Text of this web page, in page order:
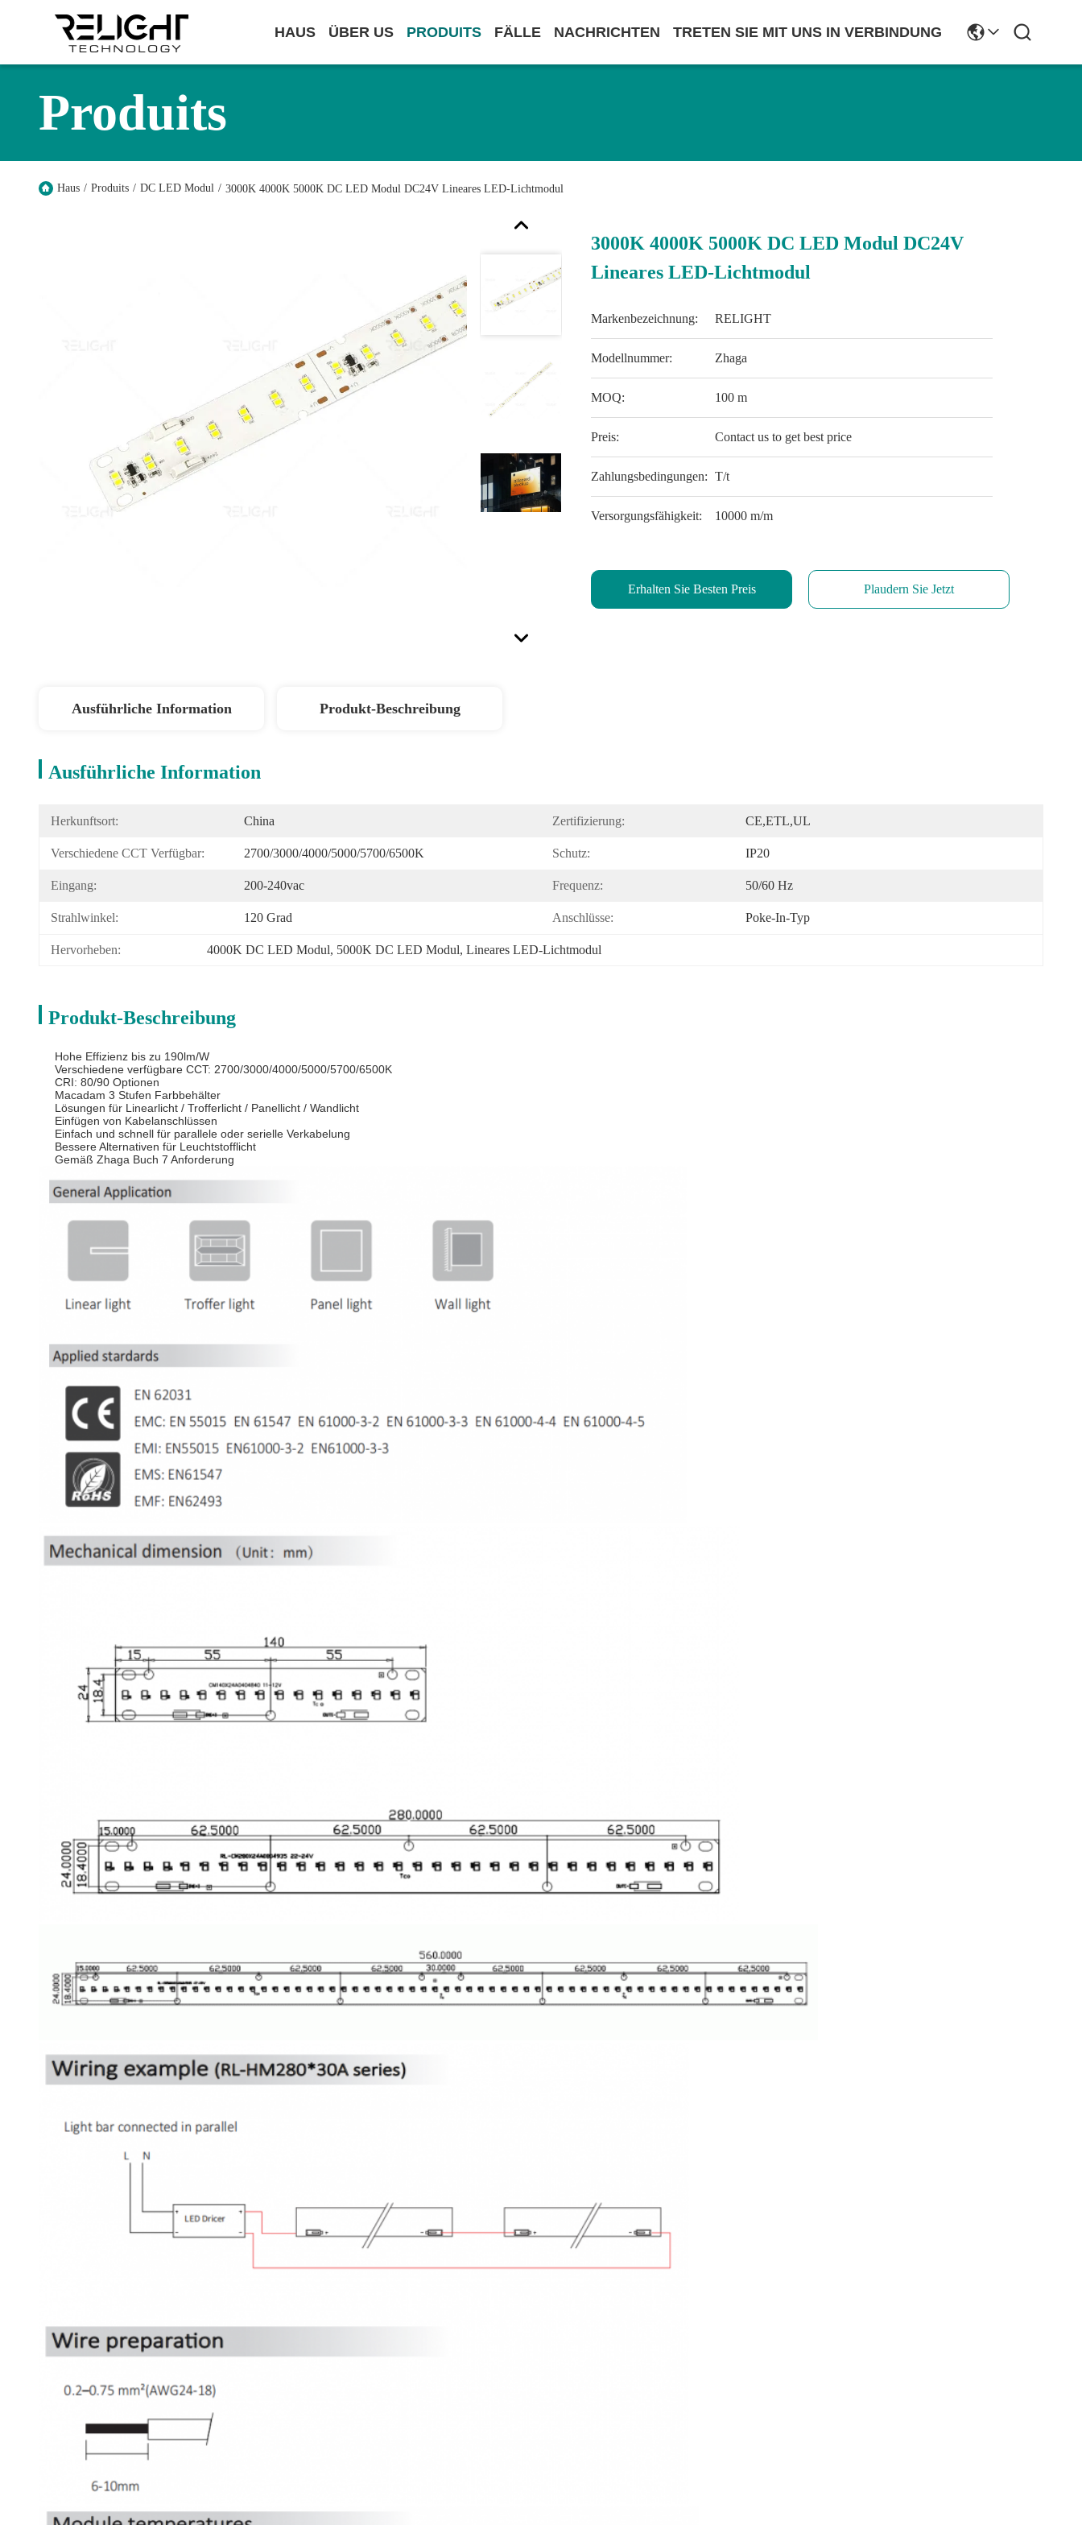
HAUS ÜBER US PRODUITS FÄLLE NACHRICHTEN TRETEN SIE MIT UNS IN VERBINDUNG
Produits
Haus / Produits / DC LED Modul / 3000K 4000K 5000K DC LED Modul DC24V Lineares LED-Lichtmodul
3000K 4000K 5000K DC LED Modul DC24V
Lineares LED-Lichtmodul
Markenbezeichnung: RELIGHT
Modellnummer: Zhaga
MOQ: 100 m
Preis: Contact us to get best price
Zahlungsbedingungen: T/t
Versorgungsfähigkeit: 10000 m/m
Erhalten Sie Besten Preis Plaudern Sie Jetzt
Ausführliche Information Produkt-Beschreibung
Ausführliche Information
Herkunftsort: China Zertifizierung: CE,ETL,UL
Verschiedene CCT Verfügbar: 2700/3000/4000/5000/5700/6500K Schutz: IP20
Eingang: 200-240vac Frequenz: 50/60 Hz
Strahlwinkel: 120 Grad Anschlüsse: Poke-In-Typ
Hervorheben: 4000K DC LED Modul, 5000K DC LED Modul, Lineares LED-Lichtmodul
Produkt-Beschreibung
Hohe Effizienz bis zu 190lm/W
Verschiedene verfügbare CCT: 2700/3000/4000/5000/5700/6500K
CRI: 80/90 Optionen
Macadam 3 Stufen Farbbehälter
Lösungen für Linearlicht / Trofferlicht / Panellicht / Wandlicht
Einfügen von Kabelanschlüssen
Einfach und schnell für parallele oder serielle Verkabelung
Bessere Alternativen für Leuchtstofflicht
Gemäß Zhaga Buch 7 Anforderung